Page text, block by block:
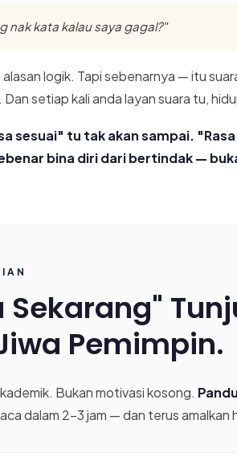
nak kata kalau saya gagal?"
alasan logik. Tapi sebenarnya — itu
setiap kali anda layan suara tu,
sesuai" tu tak akan sampai.
bina diri dari bertindak —
Sekarang"
Pemimpin.
Bukan motivasi kosong.
dalam 2-3 jam — dan terus amalkan